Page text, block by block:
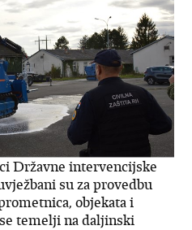
Državne intervencijske
su za provedbu
objekata i
temelji na daljinski